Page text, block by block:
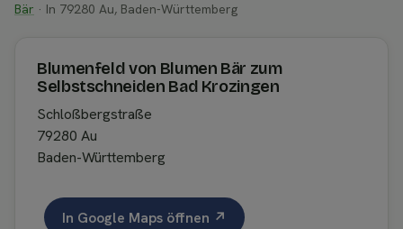
Bär · In 79280 Au, Baden-Württemberg
Blumenfeld von Blumen Bär zum
Selbstschneiden Bad Krozingen
Schloßbergstraße
79280 Au
Baden-Württemberg
In Google Maps öffnen ↗